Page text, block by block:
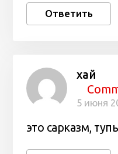
Ответить
хай
5 июня
это сарказм,